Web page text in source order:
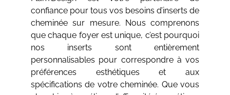
confiance pour tous vos besoins d’inserts de
cheminée sur mesure. Nous comprenons
que chaque foyer est unique, c’est pourquoi
nos inserts sont entièrement
personnalisables pour correspondre à vos
préférences esthétiques et aux
spécifications de votre cheminée. Que vous